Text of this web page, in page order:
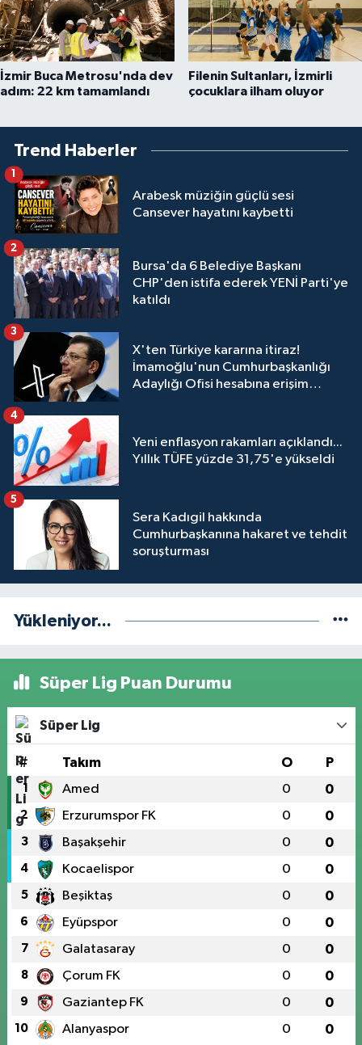
İzmir Buca Metrosu'nda dev
adım: 22 km tamamlandı
Filenin Sultanları, İzmirli
çocuklara ilham oluyor
Trend Haberler
Arabesk müziğin güçlü sesi
Cansever hayatını kaybetti
1
Bursa'da 6 Belediye Başkanı
CHP'den istifa ederek YENİ Parti'ye
katıldı
2
X'ten Türkiye kararına itiraz!
İmamoğlu'nun Cumhurbaşkanlığı
Adaylığı Ofisi hesabına erişim
3
Yeni enflasyon rakamları açıklandı...
Yıllık TÜFE yüzde 31,75'e yükseldi
4
Sera Kadıgil hakkında
Cumhurbaşkanına hakaret ve tehdit
soruşturması
5
Yükleniyor...
Süper Lig Puan Durumu
Süper Lig
# Takım O P
1 Amed 0 0
2 Erzurumspor FK 0 0
3 Başakşehir 0 0
4 Kocaelispor 0 0
5 Beşiktaş 0 0
6 Eyüpspor 0 0
7 Galatasaray 0 0
8 Çorum FK 0 0
9 Gaziantep FK 0 0
10 Alanyaspor 0 0